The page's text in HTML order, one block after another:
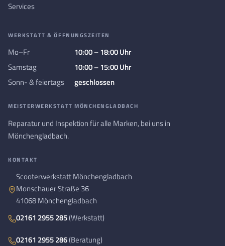
Services
WERKSTATT & ÖFFNUNGSZEITEN
Mo–Fr
10:00 – 18:00 Uhr
Samstag
10:00 – 15:00 Uhr
Sonn- & feiertags
geschlossen
MEISTERWERKSTATT MÖNCHENGLADBACH
Reparatur und Inspektion für alle Marken, bei uns in
Mönchengladbach.
KONTAKT
Scooterwerkstatt Mönchengladbach
Monschauer Straße 36
41068 Mönchengladbach
02161 2955 285(Werkstatt)
02161 2955 286(Beratung)